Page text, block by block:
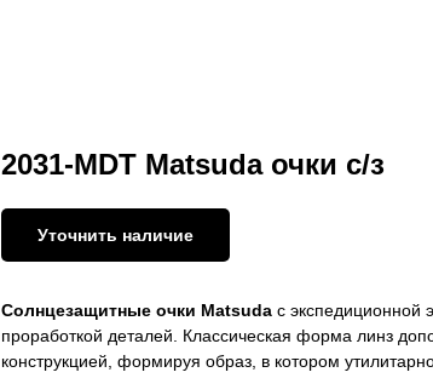
2031-MDT Matsuda очки c/з
Уточнить наличие
Солнцезащитные очки Matsuda с экспедиционной
проработкой деталей. Классическая форма линз
конструкцией, формируя образ, в котором